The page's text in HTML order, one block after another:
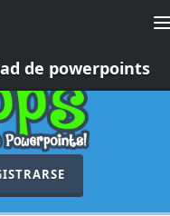
de powerpoints